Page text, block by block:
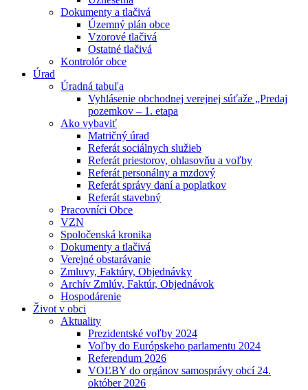
Dokumenty a tlačivá
Územný plán obce
Vzorové tlačivá
Ostatné tlačivá
Kontrolór obce
Úrad
Úradná tabuľa
Vyhlásenie obchodnej verejnej súťaže „Predaj
pozemkov – 1. etapa
Ako vybaviť
Matričný úrad
Referát sociálnych služieb
Referát priestorov, ohlasovňu a voľby
Referát personálny a mzdový
Referát správy daní a poplatkov
Referát stavebný
Pracovníci Obce
VZN
Spoločenská kronika
Dokumenty a tlačivá
Verejné obstarávanie
Zmluvy, Faktúry, Objednávky
Archív Zmlúv, Faktúr, Objednávok
Hospodárenie
Život v obci
Aktuality
Prezidentské voľby 2024
Voľby do Európskeho parlamentu 2024
Referendum 2026
VOĽBY do orgánov samosprávy obcí 24.
október 2026